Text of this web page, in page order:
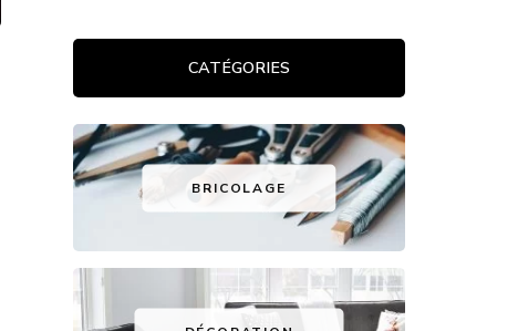
CATÉGORIES
BRICOLAGE